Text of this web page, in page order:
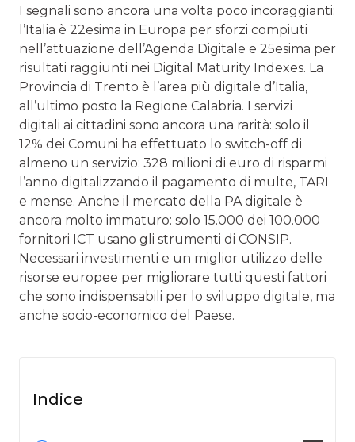
I segnali sono ancora una volta poco incoraggianti:
l’Italia è 22esima in Europa per sforzi compiuti
nell’attuazione dell’Agenda Digitale e 25esima per
risultati raggiunti nei Digital Maturity Indexes. La
Provincia di Trento è l’area più digitale d’Italia,
all’ultimo posto la Regione Calabria. I servizi
digitali ai cittadini sono ancora una rarità: solo il
12% dei Comuni ha effettuato lo switch-off di
almeno un servizio: 328 milioni di euro di risparmi
l’anno digitalizzando il pagamento di multe, TARI
e mense. Anche il mercato della PA digitale è
ancora molto immaturo: solo 15.000 dei 100.000
fornitori ICT usano gli strumenti di CONSIP.
Necessari investimenti e un miglior utilizzo delle
risorse europee per migliorare tutti questi fattori
che sono indispensabili per lo sviluppo digitale, ma
anche socio-economico del Paese.
Indice